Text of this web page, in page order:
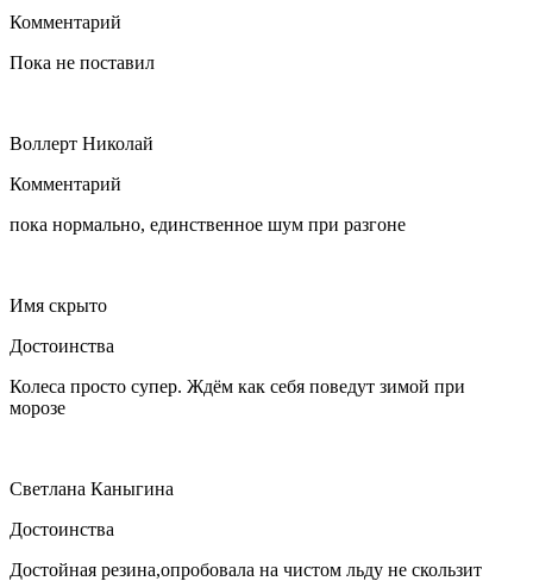
Комментарий
Пока не поставил
Воллерт Николай
Комментарий
пока нормально, единственное шум при разгоне
Имя скрыто
Достоинства
Колеса просто супер. Ждём как себя поведут зимой при
морозе
Светлана Каныгина
Достоинства
Достойная резина,опробовала на чистом льду не скользит